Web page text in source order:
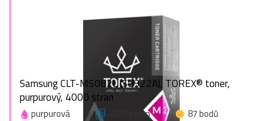
Samsung CLT-M5082L (SU322A), TOREX® toner,
purpurový, 4000 stran
purpurová 4000 stran
87 bodů